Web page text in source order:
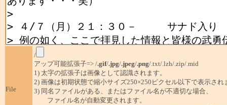
File
/
アップ可能拡張子=> /.gif/.jpg/.jpeg/.png/.txt/.lzh/.zip/.mid
1) 太字の拡張子は画像として認識されます。
2) 画像は初期状態で縮小サイズ250×250ピクセル以下で表示され
3) 同名ファイルがある、またはファイル名が不適切な場合、
ファイル名が自動変更されます。